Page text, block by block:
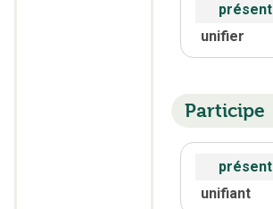
présent
unifier
Participe
présent
unifiant